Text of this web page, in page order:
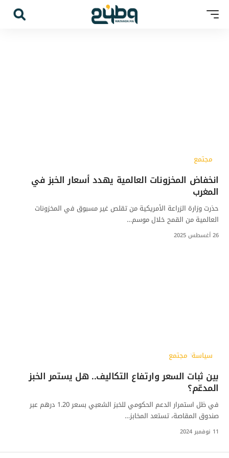
مجتمع
انخفاض المخزونات العالمية يهدد أسعار الخبز في
المغرب
حذرت وزارة الزراعة الأمريكية من تقلص غير مسبوق في المخزونات
العالمية من القمح خلال موسم…
26 أغسطس 2025
سياسة مجتمع
بين ثبات السعر وارتفاع التكاليف.. هل يستمر الخبز
المدعّم؟
في ظل استمرار الدعم الحكومي للخبز الشعبي بسعر 1.20 درهم عبر
صندوق المقاصة، تستعد المخابز…
11 نوفمبر 2024